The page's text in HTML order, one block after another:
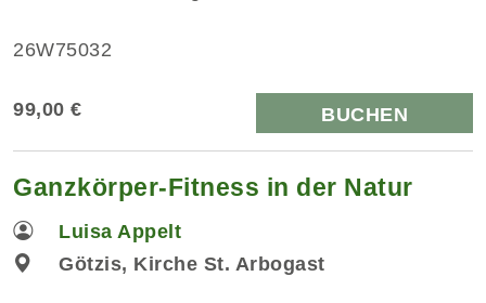
26W75032
99,00 € BUCHEN
Ganzkörper-Fitness in der Natur
Luisa Appelt
Götzis, Kirche St. Arbogast